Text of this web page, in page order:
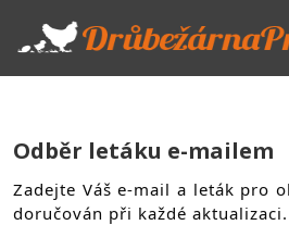
Odběr letáku e-mailem
Zadejte Váš e-mail a leták pro
doručován při každé aktualizaci.